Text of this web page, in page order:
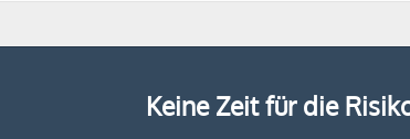
Keine Zeit für die